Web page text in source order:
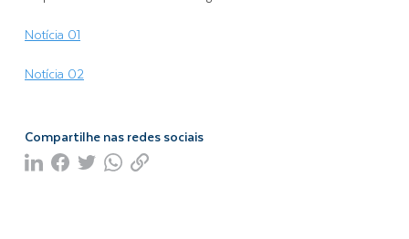
Notícia 01
Notícia 02
Compartilhe nas redes sociais